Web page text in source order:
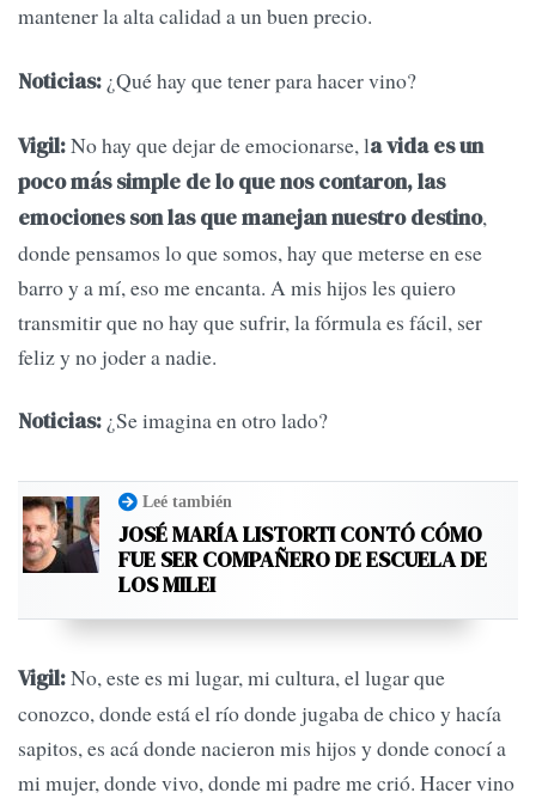
mantener la alta calidad a un buen precio.
Noticias: ¿Qué hay que tener para hacer vino?
Vigil:No hay que dejar de emocionarse, la vida es un
poco más simple de lo que nos contaron, las
emociones son las que manejan nuestro destino,
donde pensamos lo que somos, hay que meterse en ese
barro y a mí, eso me encanta. A mis hijos les quiero
transmitir que no hay que sufrir, la fórmula es fácil, ser
feliz y no joder a nadie.
Noticias: ¿Se imagina en otro lado?
Leé también
JOSÉ MARÍA LISTORTI CONTÓ CÓMO
FUE SER COMPAÑERO DE ESCUELA DE
LOS MILEI
Vigil:No, este es mi lugar, mi cultura, el lugar que
conozco, donde está el río donde jugaba de chico y hacía
sapitos, es acá donde nacieron mis hijos y donde conocí a
mi mujer, donde vivo, donde mi padre me crió. Hacer vino